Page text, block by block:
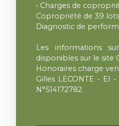
• Charges de
Copropriété de 39
Diagnostic de
Les informations
disponibles sur le site
Honoraires charge
Gilles LECONTE - EI
N°514172782.